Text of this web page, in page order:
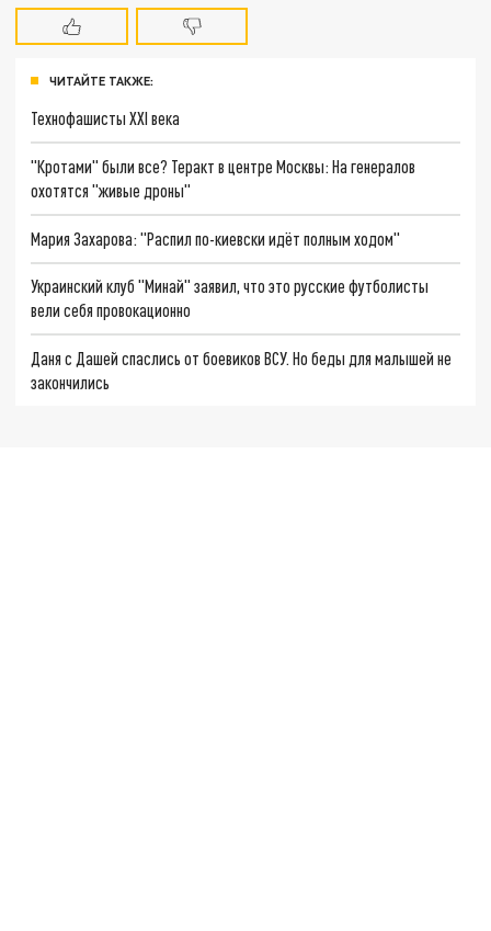
ЧИТАЙТЕ ТАКЖЕ:
Технофашисты XXI века
"Кротами" были все? Теракт в центре Москвы: На генералов
охотятся "живые дроны"
Мария Захарова: "Распил по-киевски идёт полным ходом"
Украинский клуб "Минай" заявил, что это русские футболисты
вели себя провокационно
Даня с Дашей спаслись от боевиков ВСУ. Но беды для малышей не
закончились